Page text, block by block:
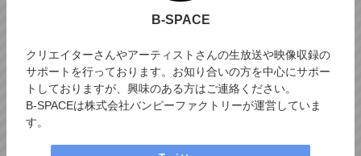
B-SPACE
クリエイターさんやアーティストさんの生放送や映像収録の
サポートを行っております。お知り合いの方を中心にサポー
トしておりますが、興味のある方はご連絡ください。
B-SPACEは株式会社バンピーファクトリーが運営していま
す。